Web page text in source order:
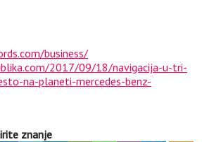
business/
2017/09/18/navigacija-u-tri-
na-planeti-mercedes-benz-
znanje